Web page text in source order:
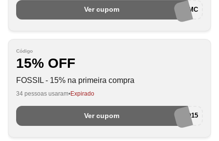
Ver cupom 15OFFPRIMC
Código
15% OFF
FOSSIL - 15% na primeira compra
34 pessoas usaram Expirado
Ver cupom BEMVINDO15